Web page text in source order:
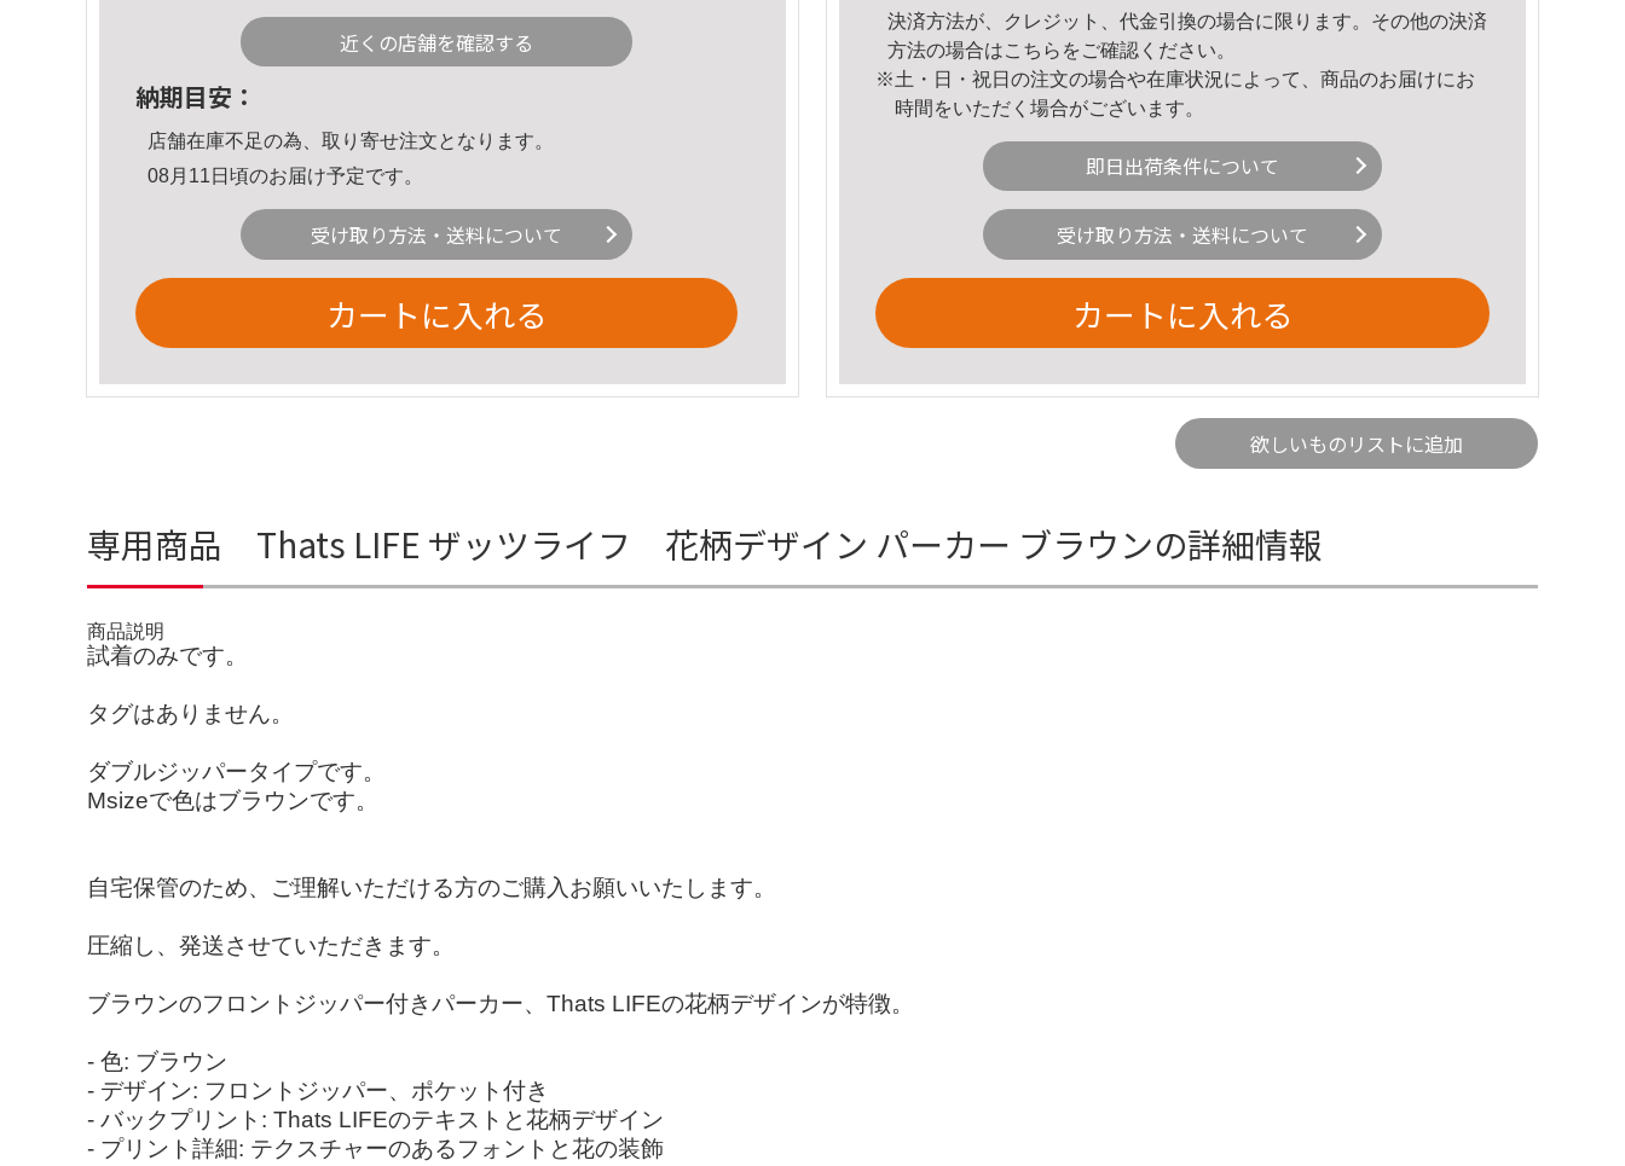
近くの店舗を確認する
納期目安：
店舗在庫不足の為、取り寄せ注文となります。
08月11日頃のお届け予定です。
受け取り方法・送料について
カートに入れる
決済方法が、クレジット、代金引換の場合に限ります。その他の決済
方法の場合はこちら をご確認ください。
※土・日・祝日の注文の場合や在庫状況によって、商品のお届けにお
時間をいただく場合がございます。
即日出荷条件について
受け取り方法・送料について
カートに入れる
欲しいものリストに追加
専用商品 Thats LIFE ザッツライフ 花柄デザイン パーカー ブラウンの詳細情報
商品説明
試着のみです。
タグはありません。
ダブルジッパータイプです。
Мsizeで色はブラウンです。
自宅保管のため、ご理解いただける方のご購入お願いいたします。
圧縮し、発送させていただきます。
ブラウンのフロントジッパー付きパーカー、Thats LIFEの花柄デザインが特徴。
- 色: ブラウン
- デザイン: フロントジッパー、ポケット付き
- バックプリント: Thats LIFEのテキストと花柄デザイン
- プリント詳細: テクスチャーのあるフォントと花の装飾